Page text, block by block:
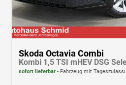
Skoda Octavia Combi
Kombi 1,5 TSI mHEV DSG
sofort lieferbar Fahrzeug mit